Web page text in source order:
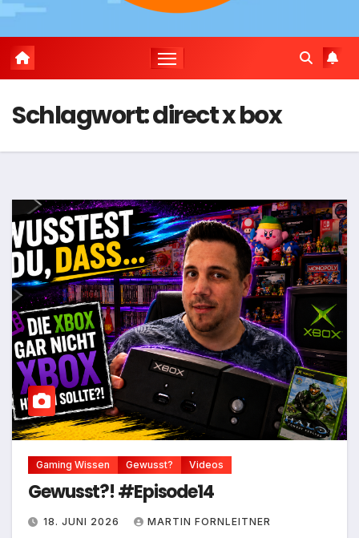
Schlagwort:direct x box
Gaming Wissen Gewusst? Videos
Gewusst?! #Episode14
18. JUNI 2026 MARTIN FORNLEITNER